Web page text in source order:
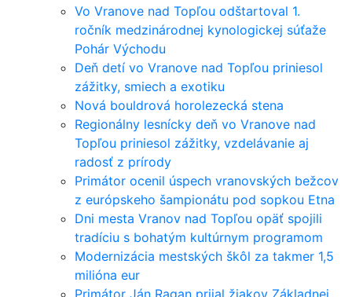
Vo Vranove nad Topľou odštartoval 1.
ročník medzinárodnej kynologickej súťaže
Pohár Východu
Deň detí vo Vranove nad Topľou priniesol
zážitky, smiech a exotiku
Nová bouldrová horolezecká stena
Regionálny lesnícky deň vo Vranove nad
Topľou priniesol zážitky, vzdelávanie aj
radosť z prírody
Primátor ocenil úspech vranovských bežcov
z európskeho šampionátu pod sopkou Etna
Dni mesta Vranov nad Topľou opäť spojili
tradíciu s bohatým kultúrnym programom
Modernizácia mestských škôl za takmer 1,5
milióna eur
Primátor Ján Ragan prijal žiakov Základnej